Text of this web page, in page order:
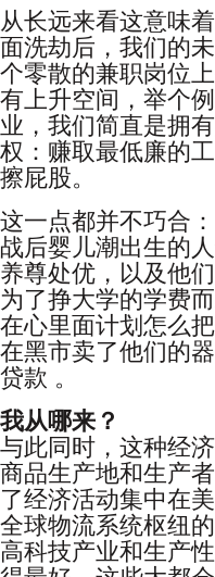
从长远来看这意味
面洗劫后，我们的
个零散的兼职岗位
有上升空间，举个
业，我们简直是拥
权：赚取最低廉的
擦屁股。
这一点都并不巧合
战后婴儿潮出生的
养尊处优，以及他
为了挣大学的学费
在心里面计划怎么
在黑市卖了他们的
贷款 。
我从哪来？
与此同时，这种经
商品生产地和生产
了经济活动集中在
全球物流系统枢纽
高科技产业和生产